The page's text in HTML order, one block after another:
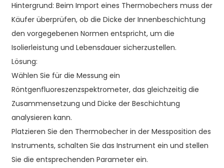
Hintergrund: Beim Import eines Thermobechers muss der
Käufer überprüfen, ob die Dicke der Innenbeschichtung
den vorgegebenen Normen entspricht, um die
Isolierleistung und Lebensdauer sicherzustellen.
Lösung:
Wählen Sie für die Messung ein
Röntgenfluoreszenzspektrometer, das gleichzeitig die
Zusammensetzung und Dicke der Beschichtung
analysieren kann.
Platzieren Sie den Thermobecher in der Messposition des
Instruments, schalten Sie das Instrument ein und stellen
Sie die entsprechenden Parameter ein.